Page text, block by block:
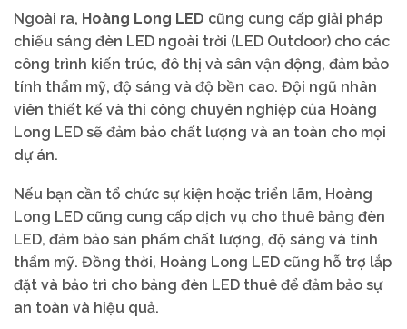
Ngoài ra, Hoàng Long LED cũng cung cấp giải pháp
chiếu sáng đèn LED ngoài trời (LED Outdoor) cho các
công trình kiến trúc, đô thị và sân vận động, đảm bảo
tính thẩm mỹ, độ sáng và độ bền cao. Đội ngũ nhân
viên thiết kế và thi công chuyên nghiệp của Hoàng
Long LED sẽ đảm bảo chất lượng và an toàn cho mọi
dự án.
Nếu bạn cần tổ chức sự kiện hoặc triển lãm, Hoàng
Long LED cũng cung cấp dịch vụ cho thuê bảng đèn
LED, đảm bảo sản phẩm chất lượng, độ sáng và tính
thẩm mỹ. Đồng thời, Hoàng Long LED cũng hỗ trợ lắp
đặt và bảo trì cho bảng đèn LED thuê để đảm bảo sự
an toàn và hiệu quả.